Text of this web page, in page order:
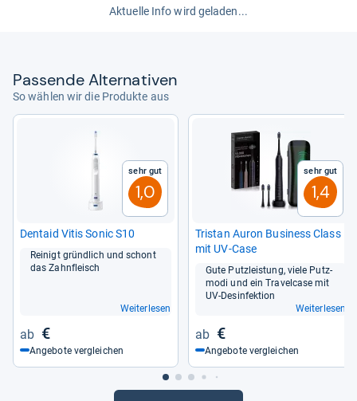
Aktuelle Info wird geladen...
Pas­sende Alter­na­ti­ven
So wählen wir die Produkte aus
Sehr gut
1,0
Den­taid Vitis Sonic S10
Rei­nigt gründ­lich und schont
das Zahn­fleisch
Weiterlesen
€
Angebote vergleichen
Sehr gut
1,4
Tris­tan Auron Busi­ness Class
mit UV-​Case
Gute Putz­leis­tung, viele Putz­
modi und ein Tra­vel­case mit
UV-​Des­in­fek­tion
Weiterlesen
€
Angebote vergleichen